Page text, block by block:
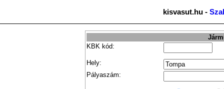
kisvasut.hu -
KBK kód:
Hely:
Pályaszám: